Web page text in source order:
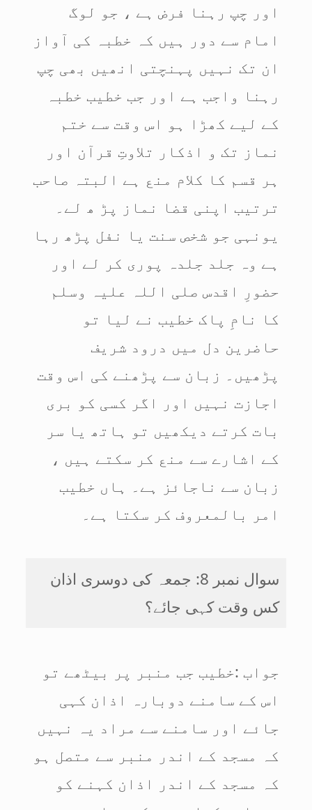
اور چپ رہنا فرض ہے ، جو لوگ
امام سے دور ہیں کہ خطبہ کی آواز
ان تک نہیں پہنچتی انھیں بھی چپ
رہنا واجب ہے اور جب خطیب خطبہ
کے لیے کھڑا ہو اس وقت سے ختم
نماز تک و اذکار تلاوتِ قرآن اور
ہر قسم کا کلام منع ہے البتہ صاحب
ترتیب اپنی قضا نماز پڑ ھ لے۔
یونہی جو شخص سنت یا نفل پڑھ رہا
ہے وہ جلد جلدہ پوری کر لے اور
حضورِ اقدس صلی اللہ علیہ وسلم
کا نامِ پاک خطیب نے لیا تو
حاضرین دل میں درود شریف
پڑھیں۔ زبان سے پڑھنے کی اس وقت
اجازت نہیں اور اگر کسی کو بری
بات کرتے دیکھیں تو ہاتھ یا سر
کے اشارے سے منع کر سکتے ہیں ،
زبان سے ناجائز ہے۔ ہاں خطیب
امر بالمعروف کر سکتا ہے۔
سوال نمبر 8: جمعہ کی دوسری اذان
کس وقت کہی جائے؟
جواب :خطیب جب منبر پر بیٹھے تو
اس کے سامنے دوبارہ اذان کہی
جائے اور سامنے سے مراد یہ نہیں
کہ مسجد کے اندر منبر سے متصل ہو
کہ مسجد کے اندر اذان کہنے کو